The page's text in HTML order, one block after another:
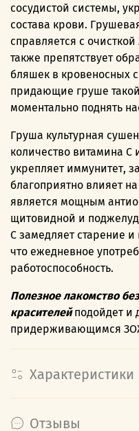
сосудистой системы,
состава крови.
справляется с
также препятствует
бляшек в кровеносных
придающие груше
моментально поднять
Груша культурная
количество витамина
укрепляет иммунитет,
благоприятно влияет
является мощным
щитовидной и
C замедляет старение
что ежедневное
работоспособность.
Полезное лакомство
красителейподойдет и
придерживающимся
Характеристики
Отзывы